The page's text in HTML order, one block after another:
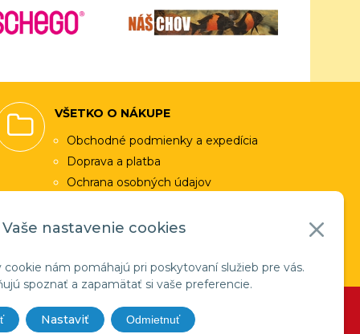
Vaše nastavenie cookies
cookie nám pomáhajú pri poskytovaní služieb pre vás.
spoznať a zapamätať si vaše preferencie.
Nastaviť Odmietnuť
VŠETKO O NÁKUPE
Obchodné podmienky a expedícia
Doprava a platba
Ochrana osobných údajov
- 2026 ANIBIO - Specht Bio-Pharma,